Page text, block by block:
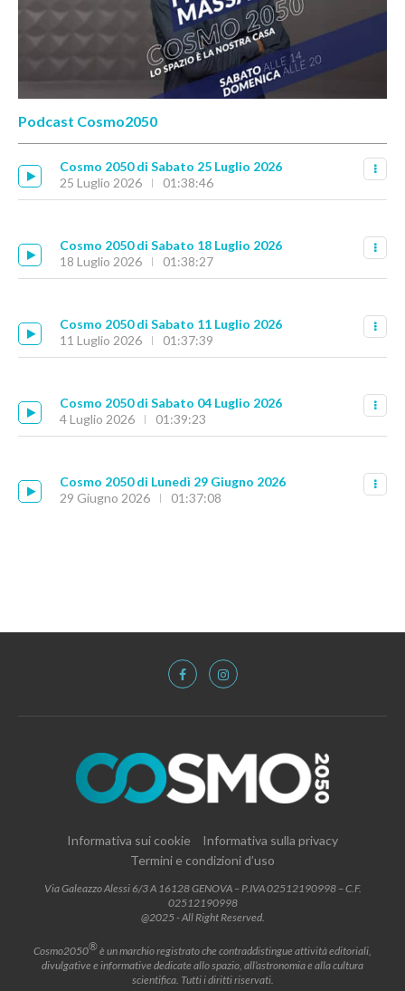
Podcast Cosmo2050
Cosmo 2050 di Sabato 25 Luglio 2026
25 Luglio 2026
01:38:46
Cosmo 2050 di Sabato 18 Luglio 2026
18 Luglio 2026
01:38:27
Cosmo 2050 di Sabato 11 Luglio 2026
11 Luglio 2026
01:37:39
Cosmo 2050 di Sabato 04 Luglio 2026
4 Luglio 2026
01:39:23
Cosmo 2050 di Lunedì 29 Giugno 2026
29 Giugno 2026
01:37:08
Informativa sui cookie
Informativa sulla privacy
Termini e condizioni d’uso
Via Galeazzo Alessi 6/3 A 16128 GENOVA – P.IVA 02512190998 – C.F.
02512190998
@2025 - All Right Reserved.
Cosmo2050®è un marchio registrato che contraddistingue attività editoriali,
divulgative e informative dedicate allo spazio, all’astronomia e alla cultura
scientifica. Tutti i diritti riservati.